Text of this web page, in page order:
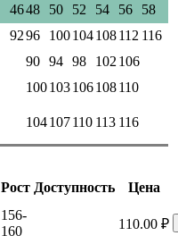
4648 50 52 54 56
58
9296 100104108112 116
90 94 98 102 106
100103106108110
104107110 113 116
Рост Доступность
Цена
156-
160
110.00 ₽